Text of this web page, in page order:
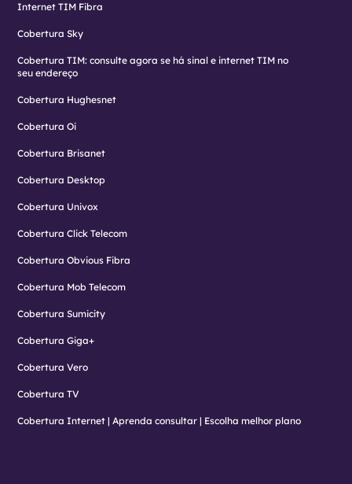
Internet TIM Fibra
Cobertura Sky
Cobertura TIM: consulte agora se há sinal e internet TIM no
seu endereço
Cobertura Hughesnet
Cobertura Oi
Cobertura Brisanet
Cobertura Desktop
Cobertura Univox
Cobertura Click Telecom
Cobertura Obvious Fibra
Cobertura Mob Telecom
Cobertura Sumicity
Cobertura Giga+
Cobertura Vero
Cobertura TV
Cobertura Internet | Aprenda consultar | Escolha melhor plano